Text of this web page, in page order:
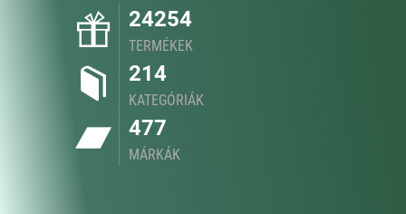
24254
TERMÉKEK
214
KATEGÓRIÁK
477
MÁRKÁK